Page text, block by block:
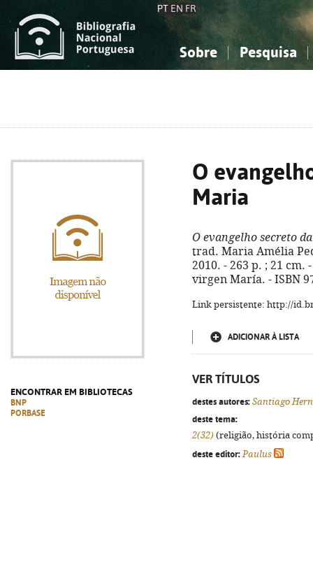
PT EN FR
Sobre Pesquisa
ENCONTRAR EM BIBLIOTECAS
BNP
PORBASE
O
Maria
O evangelho secreto
trad. Maria Amélia
2010. - 263 p. ; 21
virgen María. - ISBN
Link persistente: http://
ADICIONAR À LISTA
VER TÍTULOS
destes autores: Santiago
deste tema:
2(32) (religião, história
deste editor: Paulus